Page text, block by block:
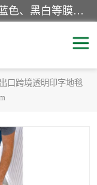
该类保护膜有复合，透明、奶白、蓝色、黑白等膜型。特高粘，高粘，中高粘，中粘，中低粘，低粘等。对于不同的粘力要求有相应的产品相适配。无胶渍残留污染。在较宽的收卷幅度下平整无皱纹，收卷长度大，利于机械化及自动化施工粘贴。为您的产品提供的表面保护解决方案。 产品广泛适用于：铝材、不锈钢、金属、塑料、电子、家电、家具、玻璃、化工材料、装饰材料等。
口跨境透明印字地毯
护膜
护膜